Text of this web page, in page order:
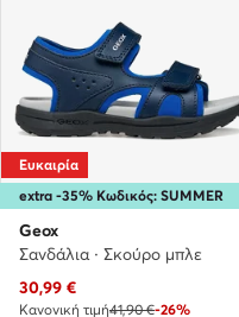
extra -35% Κωδικός: SUMMER
Ευκαιρία
Geox
Σανδάλια · Σκούρο μπλε
Τρέχουσα τιμή
30,99 €
Κανονική τιμή41,90 €-26%